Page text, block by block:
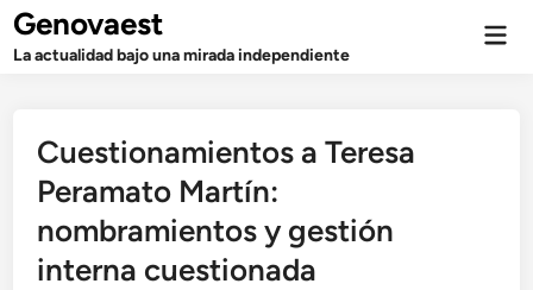
Saltar
contenido
Genovaest
La actualidad bajo una mirada independiente
Cuestionamientos a Teresa
Peramato Martín:
nombramientos y gestión
interna cuestionada